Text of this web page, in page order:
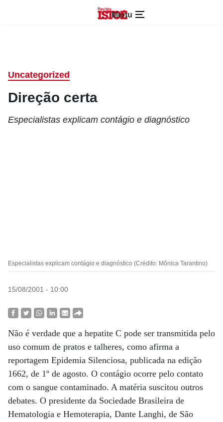
Menu
Uncategorized
Direção certa
Especialistas explicam contágio e diagnóstico
Especialistas explicam contágio e diagnóstico (Crédito: Mônica Tarantino)
15/08/2001 - 10:00
Não é verdade que a hepatite C pode ser transmitida pelo
uso comum de pratos e talheres, como afirma a
reportagem Epidemia Silenciosa, publicada na edição
1662, de 1º de agosto. O contágio ocorre pelo contato
com o sangue contaminado. A matéria suscitou outros
debates. O presidente da Sociedade Brasileira de
Hematologia e Hemoterapia, Dante Langhi, de São